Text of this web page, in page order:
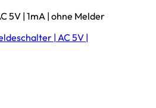
5V | 1mA | ohne Melder
| AC 5V |